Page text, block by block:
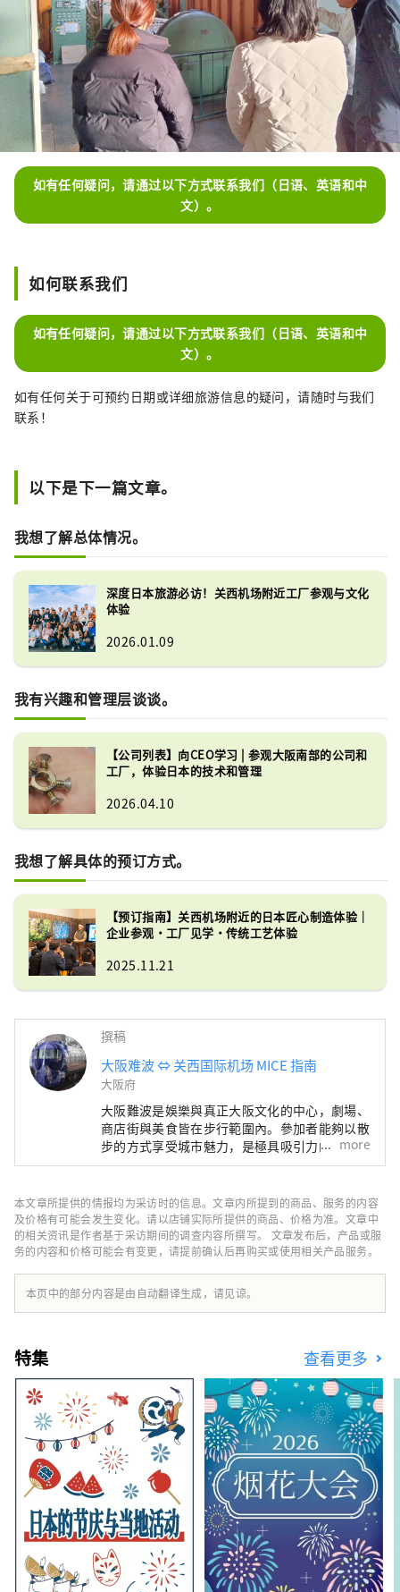
如有任何疑问，请通过以下方式联系我们（日语、英语和中
文）。
如何联系我们
如有任何疑问，请通过以下方式联系我们（日语、英语和中
文）。
如有任何关于可预约日期或详细旅游信息的疑问，请随时与我们
联系！
以下是下一篇文章。
我想了解总体情况。
深度日本旅游必访！关西机场附近工厂参观与文化
体验
2026.01.09
我有兴趣和管理层谈谈。
【公司列表】向CEO学习 | 参观大阪南部的公司和
工厂，体验日本的技术和管理
2026.04.10
我想了解具体的预订方式。
【预订指南】关西机场附近的日本匠心制造体验｜
企业参观・工厂见学・传统工艺体验
2025.11.21
撰稿
大阪难波 ⇔ 关西国际机场 MICE 指南
大阪府
大阪難波是娛樂與真正大阪文化的中心，劇場、
商店街與美食皆在步行範圍內。參加者能夠以散
步的方式享受城市魅力，是極具吸引力的 MICE
區域。 《難波 ⇔ 關西機場 MICE 指南》以南海
MICE 支援，並在會期前後提供結合大阪南部與
和歌山產業觀光（企業參訪、工廠見學）的周遊
方案。 HP：
https://www.japanrootsguide.com/tw “本
账号由南海株式会社运营。” 【照片描述】 1.
连接关西国际机场和难波的快速特快列车 2. 道
more
本文章所提供的情报均为采访时的信息。文章内所提到的商品、服务的内容
及价格有可能会发生变化。请以店铺实际所提供的商品、价格为准。文章中
的相关资讯是作者基于采访期间的调查内容所撰写。 文章发布后，产品或服
务的内容和价格可能会有变更，请提前确认后再购买或使用相关产品服务。
本页中的部分内容是由自动翻译生成，请见谅。
特集 查看更多